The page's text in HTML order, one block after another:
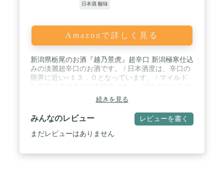
日本酒 酸味
Amazonで詳しく見る
新潟県栃尾のお酒『越乃景虎』超辛口 新潟極寒仕込
みの淡麗超辛口のお酒です。 / 日本酒度は、辛口の
限界に近い+１３．０となっています。 / マイルド
は辛口酒にむいています。日本酒度が+13.0もあり
ながら実際口にすると / 辛くは感じず、甘ささえ感
じるようです。辛口好きの方に試して頂きたいお酒
です。
続きを見る
みんなのレビュー レビューを書く
まだレビューはありません